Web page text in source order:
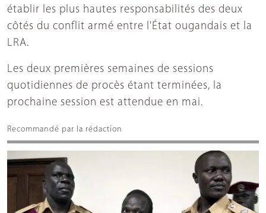
établir les plus hautes responsabilités des deux
côtés du conflit armé entre l'État ougandais et la
LRA.
Les deux premières semaines de sessions
quotidiennes de procès étant terminées, la
prochaine session est attendue en mai.
Recommandé par la rédaction